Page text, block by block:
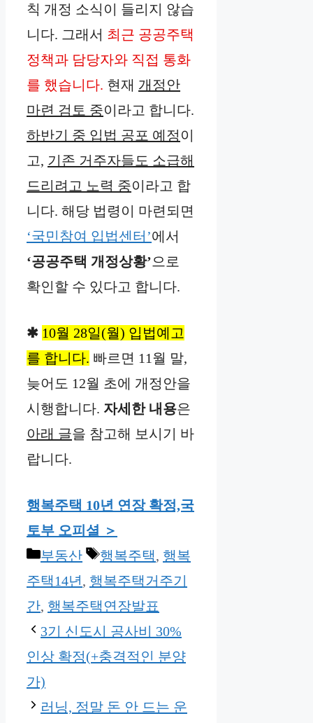
칙 개정 소식이 들리지 않습
니다. 그래서 최근 공공주택
정책과 담당자와 직접 통화
를 했습니다. 현재 개정안
마련 검토 중이라고 합니다.
하반기 중 입법 공포 예정 이
고, 기존 거주자들도 소급해
드리려고 노력 중이라고 합
니다. 해당 법령이 마련되면
‘국민참여 입법센터’에서
‘공공주택 개정상황’으로
확인할 수 있다고 합니다.
✱ 10월 28일(월) 입법예고
를 합니다. 빠르면 11월 말,
늦어도 12월 초에 개정안을
시행합니다. 자세한 내용은
아래 글을 참고해 보시기 바
랍니다.
행복주택 10년 연장 확정,국
토부 오피셜 ＞
Categories
부동산 Tags
행복주택, 행복
주택14년, 행복주택거주기
간, 행복주택연장발표
3기 신도시 공사비 30%
인상 확정(+충격적인 분양
가)
러닝, 정말 돈 안 드는 운